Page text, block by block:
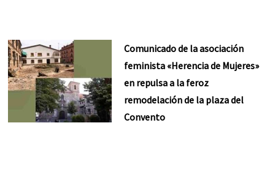
Comunicado de la asociación
feminista «Herencia de Mujeres»
en repulsa a la feroz
remodelación de la plaza del
Convento